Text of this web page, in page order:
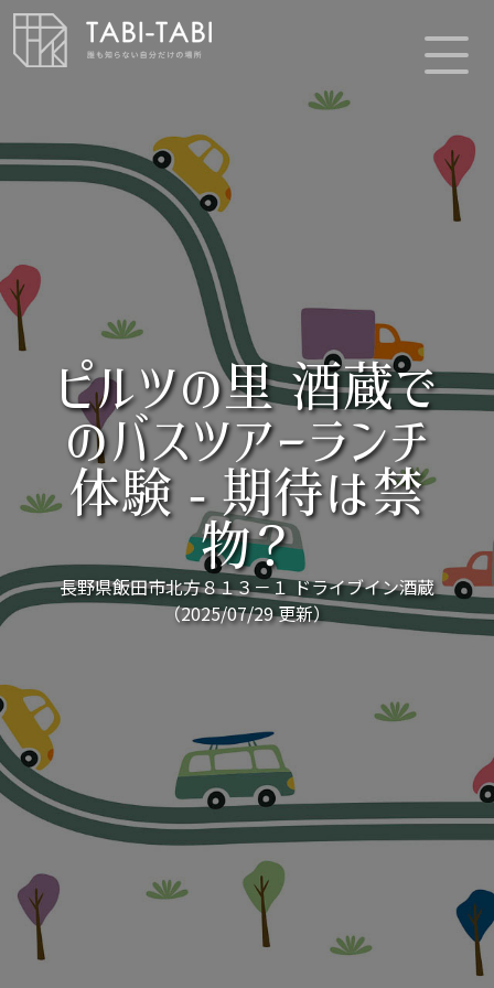
ピルツの里 酒蔵で
のバスツアーランチ
体験 - 期待は禁
物？
長野県飯田市北方８１３－１ ドライブイン酒蔵
（2025/07/29 更新）